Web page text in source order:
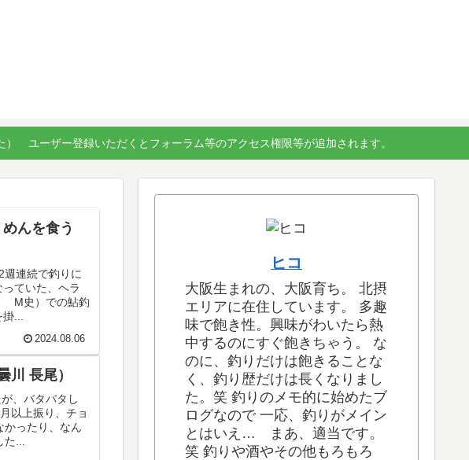
ユーザー登録いただくとフォーラム等のアクセス権限等が追加されます。
めんを食う
週連続で釣りに
ていた、ヘラ
M史）での鮎釣
掛...
2024.08.06
川 長尾）
、バタバタし
以上振り、チョ
かったり、なん
...
ヒコ
大阪生まれの、大阪育ち。 北摂
エリアに在住しています。 多趣
味で飽き性。興味がわいたら熱
中するのにすぐ飽きちゃう。 な
のに、釣りだけは飽きることな
く、釣り歴だけは長くなりまし
た。笑 釣りのメモ的に始めたブ
ログなので 一応、釣りがメイン
とはいえ… まあ、適当です。
笑 釣りや酒やその他もろもろ